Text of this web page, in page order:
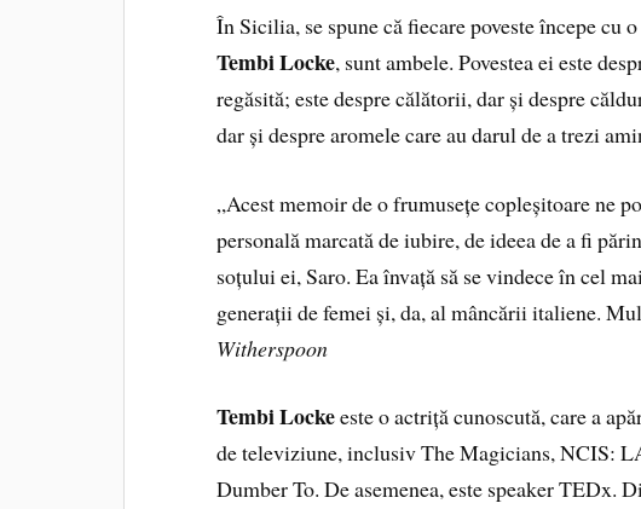
În Sicilia, se spune că fiecare poveste începe cu
Tembi Locke, sunt ambele. Povestea ei este
regăsită; este despre călătorii, dar și despre
dar și despre aromele care au darul de a trezi
„Acest memoir de o frumusețe copleșitoare ne
personală marcată de iubire, de ideea de a fi
soțului ei, Saro. Ea învață să se vindece în cel
generații de femei și, da, al mâncării italiene.
Witherspoon
Tembi Lockeeste o actriță cunoscută, care a
de televiziune, inclusiv The Magicians, NCIS:
Dumber To. De asemenea, este speaker TEDx.